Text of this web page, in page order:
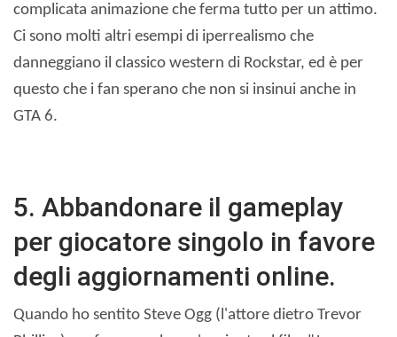
complicata animazione che ferma tutto per un attimo.
Ci sono molti altri esempi di iperrealismo che
danneggiano il classico western di Rockstar, ed è per
questo che i fan sperano che non si insinui anche in
GTA 6.
5. Abbandonare il gameplay
per giocatore singolo in favore
degli aggiornamenti online.
Quando ho sentito Steve Ogg (l'attore dietro Trevor